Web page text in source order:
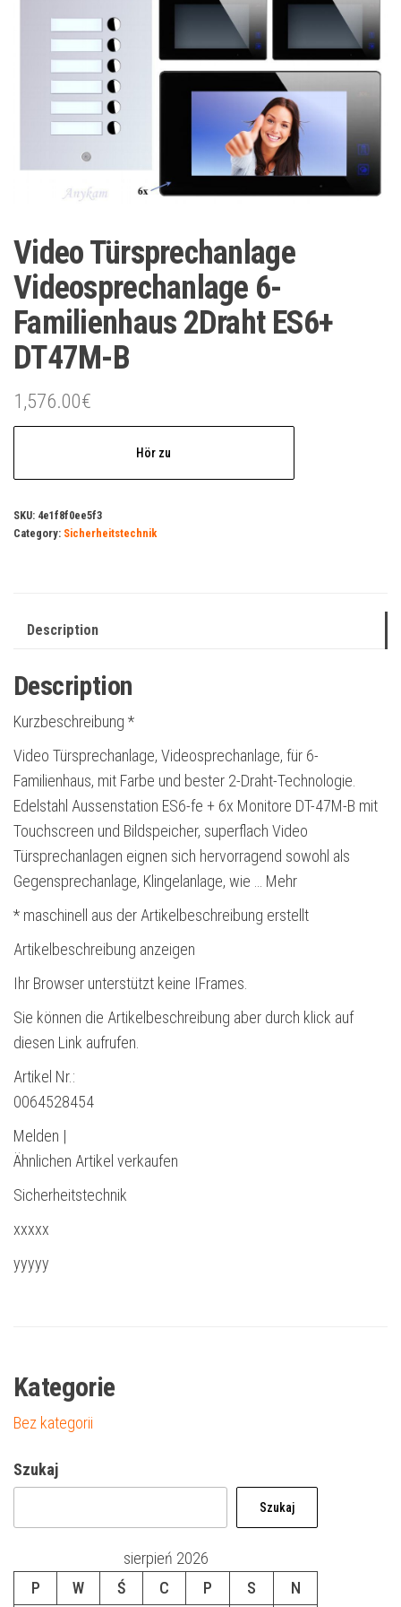
Video Türsprechanlage
Videosprechanlage 6-
Familienhaus 2Draht ES6+
DT47M-B
1,576.00€
Hör zu
SKU: 4e1f8f0ee5f3
Category: Sicherheitstechnik
Description
Description
Kurzbeschreibung *
Video Türsprechanlage, Videosprechanlage, für 6-
Familienhaus, mit Farbe und bester 2-Draht-Technologie.
Edelstahl Aussenstation ES6-fe + 6x Monitore DT-47M-B mit
Touchscreen und Bildspeicher, superflach Video
Türsprechanlagen eignen sich hervorragend sowohl als
Gegensprechanlage, Klingelanlage, wie … Mehr
* maschinell aus der Artikelbeschreibung erstellt
Artikelbeschreibung anzeigen
Ihr Browser unterstützt keine IFrames.
Sie können die Artikelbeschreibung aber durch klick auf
diesen Link aufrufen.
Artikel Nr.:
0064528454
Melden |
Ähnlichen Artikel verkaufen
Sicherheitstechnik
xxxxx
yyyyy
Kategorie
Bez kategorii
Szukaj
Szukaj
sierpień 2026
P
W Ś C P S N